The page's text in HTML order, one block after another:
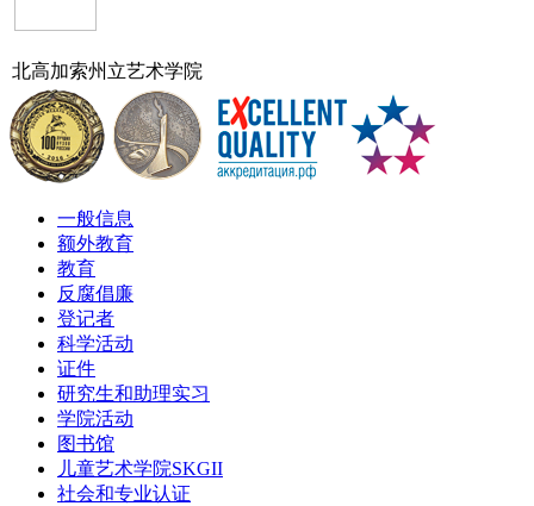
北高加索州立艺术学院
一般信息
额外教育
教育
反腐倡廉
登记者
科学活动
证件
研究生和助理实习
学院活动
图书馆
儿童艺术学院SKGII
社会和专业认证